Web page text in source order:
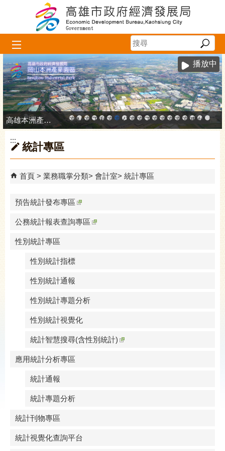
跳到主要內容區塊
播放中
高雄市政府中小企業升級輔導網站
MEGABAY大港創艦
高雄金融科技創新園區
工廠登記線上申辦系統
和發產業園區
高雄工業資訊平台
高雄本洲產業園區服務中心
公司、商業登記主題網
高雄市友善商家
高雄市政府經濟發展局-
工業管線防災教育資
高雄市綠能管理資
高雄市綠能管理
高雄淨零商轉
高雄招商網
高雄會展網
專刊『雄
雄心高
「我
高雄本洲產業園區服務中心
:::
統計專區
首頁 業務職掌分類 會計室 統計專區
預告統計發布專區
公務統計報表查詢專區
性別統計專區
性別統計指標
性別統計通報
性別統計專題分析
性別統計視覺化
統計智慧搜尋(含性別統計)
應用統計分析專區
統計通報
統計專題分析
統計刊物專區
統計視覺化查詢平台